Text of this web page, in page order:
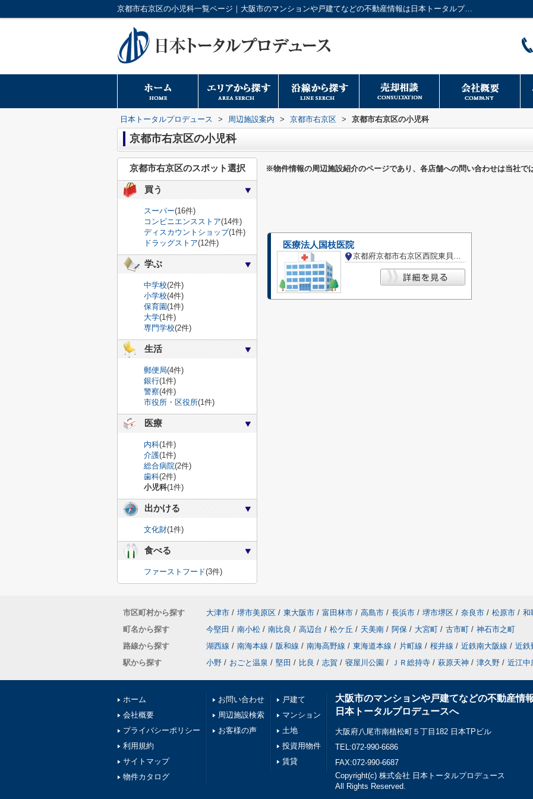
京都市右京区の小児科一覧ページ｜大阪市のマンションや戸建てなどの不動産情報は日本トータルプロデュースへ
日本トータルプロデュース > 周辺施設案内 > 京都市右京区 > 京都市右京区の小児科
京都市右京区の小児科
※物件情報の周辺施設紹介のページであり、各店舗への問い合わせは当社で
医療法人国枝医院
京都府京都市右京区西院東貝川町
京都市右京区のスポット選択
買う
スーパー(16件)
コンビニエンスストア(14件)
ディスカウントショップ(1件)
ドラッグストア(12件)
学ぶ
中学校(2件)
小学校(4件)
保育園(1件)
大学(1件)
専門学校(2件)
生活
郵便局(4件)
銀行(1件)
警察(4件)
市役所・区役所(1件)
医療
内科(1件)
介護(1件)
総合病院(2件)
歯科(2件)
小児科(1件)
出かける
文化財(1件)
食べる
ファーストフード(3件)
市区町村から探す 大津市 / 堺市美原区 / 東大阪市 / 富田林市 / 高島市 / 長浜市 / 堺市堺区 / 奈良市 / 松原市 / 和
町名から探す
今堅田 / 南小松 / 南比良 / 高辺台 / 松ケ丘 / 天美南 / 阿保 / 大宮町 / 古市町 / 神石市之町
路線から探す
湖西線 / 南海本線 / 阪和線 / 南海高野線 / 東海道本線 / 片町線 / 桜井線 / 近鉄南大阪線 / 近鉄
駅から探す
小野 / おごと温泉 / 堅田 / 比良 / 志賀 / 寝屋川公園 / ＪＲ総持寺 / 萩原天神 / 津久野 / 近江中
ホーム
会社概要
プライバシーポリシー
利用規約
サイトマップ
物件カタログ
お問い合わせ
周辺施設検索
お客様の声
戸建て
マンション
土地
投資用物件
賃貸
大阪市のマンションや戸建てなどの不動産情
日本トータルプロデュースへ
大阪府八尾市南植松町５丁目182 日本TPビル
TEL:072-990-6686
FAX:072-990-6687
Copyright(c) 株式会社 日本トータルプロデュース
All Rights Reserved.